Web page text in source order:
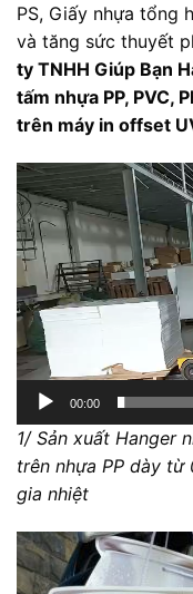
PS, Giấy nhựa tổng
và tăng sức thuyết
ty TNHH Giúp Bạn
tấm nhựa PP, PVC,
trên máy in offset
Trình
chơi
Video
00:00
1/ Sản xuất Hanger
trên nhựa PP dày từ
gia nhiệt